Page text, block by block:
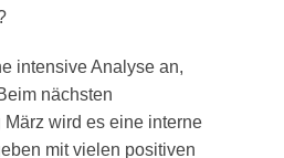
intensive Analyse an,
nächsten
wird es eine interne
mit vielen positiven